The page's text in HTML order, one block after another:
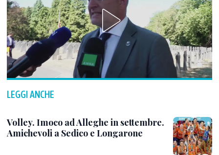
LEGGI ANCHE
Volley. Imoco ad Alleghe in settembre.
Amichevoli a Sedico e Longarone